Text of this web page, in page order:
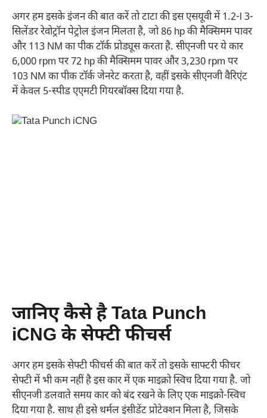
अगर हम इसके इंजन की बात करें तो टाटा की इस एसयूवी में 1.2-l 3-
सिलेंडर रेवोट्रॉन पेट्रोल इंजन मिलता है, जो 86 hp की मैक्सिमम पावर
और 113 NM का पीक टॉर्क प्रोड्यूस करता है. सीएनजी पर ये कार
6,000 rpm पर 72 hp की मैक्सिमम पावर और 3,230 rpm पर
103 NM का पीक टॉर्क जेनरेट करता है, वहीं इसके सीएनजी वैरिएंट
में केवल 5-स्पीड एएमटी गियरबॉक्स दिया गया है.
जानिए कैसे है Tata Punch
iCNG के सेफ्टी फीचर्स
अगर हम इसके सेफ्टी फीचर्स की बात करें तो इसके साफ्टरी फीचर
सेफ्टी में भी कम नहीं है इस कार में एक माइक्रो स्विच दिया गया है. जो
सीएनजी डलवाते समय कार को बंद रखने के लिए एक माइक्रो-स्विच
दिया गया है. साथ ही इसे थर्मल इंसीडेंट प्रोटेक्शन मिला है, जिसके